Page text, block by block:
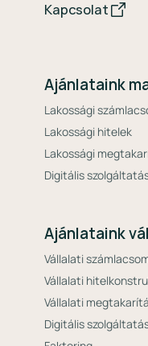
Kapcsolat
Ajánlataink
Lakossági
Lakossági hitelek
Lakossági
Digitális
Ajánlataink
Vállalati
Vállalati
Vállalati
Digitális